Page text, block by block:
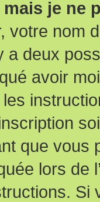
je ne
votre nom
a deux
avoir
que
lors de
Si